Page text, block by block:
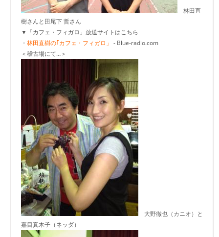
林田直
樹さんと田尾下 哲さん
▼「カフェ・フィガロ」放送サイトはこちら
・ 林田直樹の｢カフェ・フィガロ」 - Blue-radio.com
＜稽古場にて…＞
大野徹也（カニオ）と
嘉目真木子（ネッダ）